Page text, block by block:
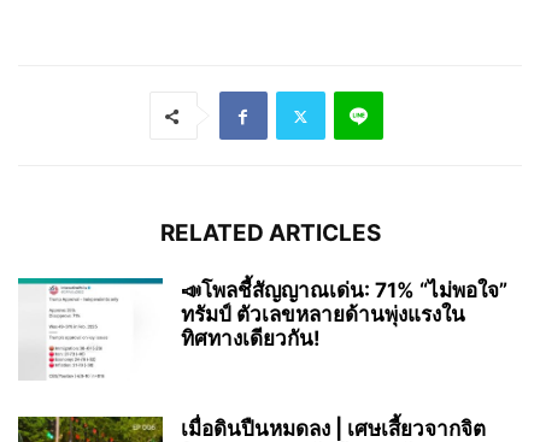
RELATED ARTICLES
📣โพลชี้สัญญาณเด่น: 71% “ไม่พอใจ”
ทรัมป์ ตัวเลขหลายด้านพุ่งแรงใน
ทิศทางเดียวกัน!
เมื่อดินปืนหมดลง | เศษเสี้ยวจากจิต